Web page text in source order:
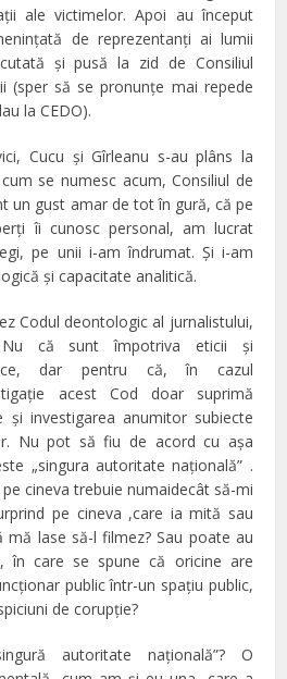
ale victimelor. Apoi au început
de reprezentanţi ai lumii
şi pusă la zid de Consiliul
(sper să se pronunţe mai repede
la CEDO).
Cucu şi Gîrleanu s-au plâns la
se numesc acum, Consiliul de
un gust amar de tot în gură, că pe
îi cunosc personal, am lucrat
pe unii i-am îndrumat. Şi i-am
şi capacitate analitică.
Codul deontologic al jurnalistului,
că sunt împotriva eticii şi
dar pentru că, în cazul
acest Cod doar suprimă
şi investigarea anumitor subiecte
Nu pot să fiu de acord cu aşa
„singura autoritate naţională” .
cineva trebuie numaidecât să-mi
pe cineva ,care ia mită sau
lase să-l filmez? Sau poate au
în care se spune că oricine are
public într-un spaţiu public,
de corupţie?
autoritate naţională”? O